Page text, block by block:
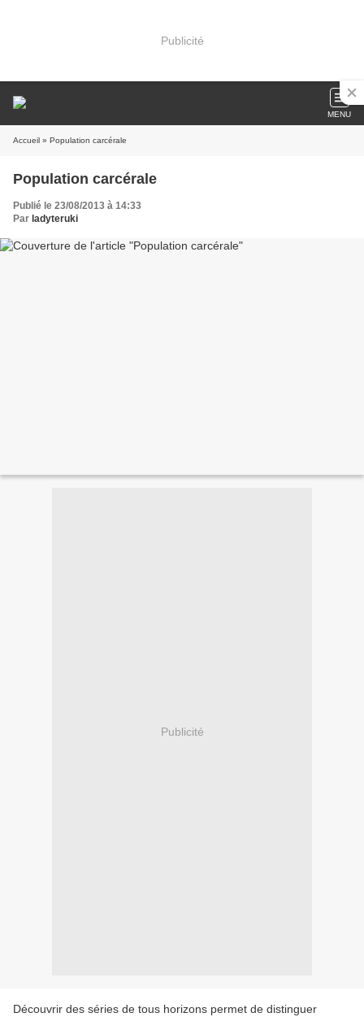
Publicité
MENU
Accueil » Population carcérale
Population carcérale
Publié le 23/08/2013 à 14:33
Par ladyteruki
Publicité
Découvrir des séries de tous horizons permet de distinguer